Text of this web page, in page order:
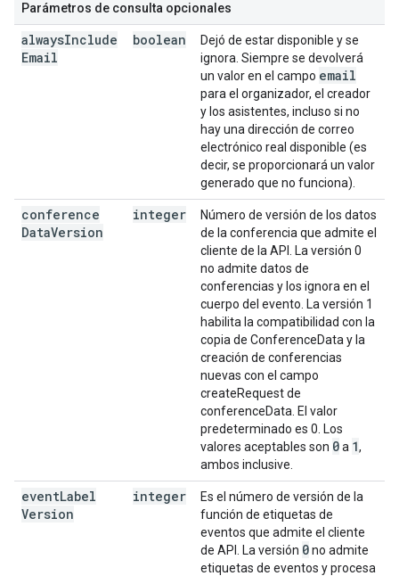
Parámetros de consulta opcionales
alwaysInclude
Email
boolean
Dejó de estar disponible y se
ignora. Siempre se devolverá
un valor en el campo email
para el organizador, el creador
y los asistentes, incluso si no
hay una dirección de correo
electrónico real disponible (es
decir, se proporcionará un valor
generado que no funciona).
conference
DataVersion
integer
Número de versión de los datos
de la conferencia que admite el
cliente de la API. La versión 0
no admite datos de
conferencias y los ignora en el
cuerpo del evento. La versión 1
habilita la compatibilidad con la
copia de ConferenceData y la
creación de conferencias
nuevas con el campo
createRequest de
conferenceData. El valor
predeterminado es 0. Los
valores aceptables son 0a 1,
ambos inclusive.
eventLabel
Version
integer
Es el número de versión de la
función de etiquetas de
eventos que admite el cliente
de API. La versión 0no admite
etiquetas de eventos y procesa